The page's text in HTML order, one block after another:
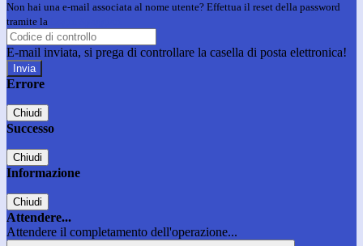
Non hai una e-mail associata al nome utente? Effettua il reset della password
tramite la
E-mail inviata, si prega di controllare la casella di posta elettronica!
Errore
Chiudi
Successo
Chiudi
Informazione
Chiudi
Attendere...
Attendere il completamento dell'operazione...